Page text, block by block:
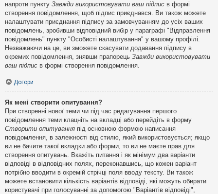
напроти пункту Завжди використовувати ваш підпис в формі
створення повідомлення, щоб підпис приєднався. Ви також можете
налаштувати приєднання підпису за замовчуванням до усіх ваших
повідомлень, зробивши відповідний вибір у параграфі "Відправлення
повідомлень" пункту "Особисті налаштування" у вашому профілі.
Незважаючи на це, ви зможете скасувати додавання підпису в
окремих повідомлення, знявши прапорець Завжди використовувати
ваш підпис в формі створення повідомлення.
Догори
Як мені створити опитування?
При створенні нової теми чи під час редагування першого
повідомлення теми клацніть на вкладці або перейдіть в форму
Створити опитування під основною формою написання
повідомлення, в залежності від стилю, який використовується; якщо
ви не бачите такої вкладки або форми, то ви не маєте прав для
створення опитувань. Вкажіть питання і як мінімум два варіанти
відповіді в відповідних полях, переконавшись, що кожен варіант
потрібно вводити в окремій стрічці поля вводу тексту. Ви також
можете встановити кількість варіантів відповіді, які можуть обирати
користувачі при голосуванні за допомогою "Варіантів відповіді",